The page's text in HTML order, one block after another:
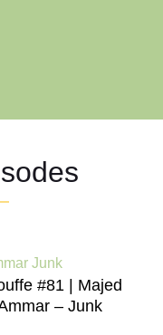
#81 | Majed
– Junk